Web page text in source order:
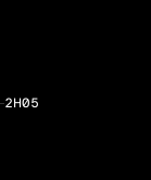
DURÉE
2H05